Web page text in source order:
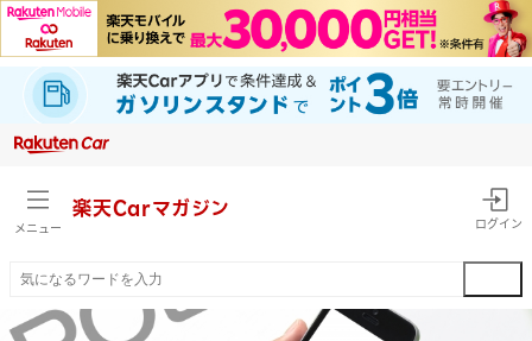
メニュー
楽天Carマガジン
ログイン